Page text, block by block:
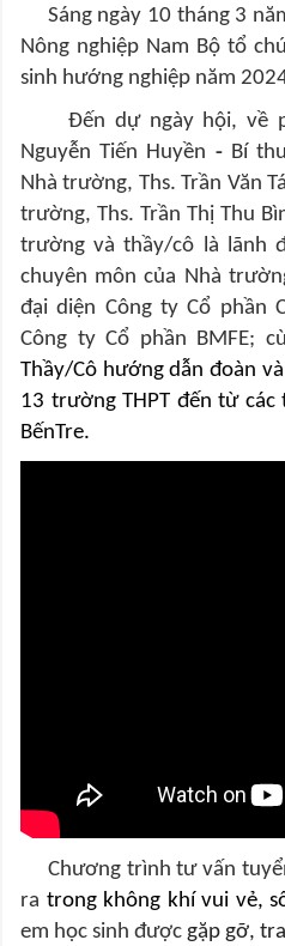
Sáng ngày 10 tháng 3
Nông nghiệp Nam Bộ tổ
sinh hướng nghiệp năm
Đến dự ngày hội, về
Nguyễn Tiến Huyền - Bí
Nhà trường, Ths. Trần Văn
trường, Ths. Trần Thị Thu
trường và thầy/cô là lãnh
chuyên môn của Nhà
đại diện Công ty Cổ phần
Công ty Cổ phần BMFE;
Thầy/Cô hướng dẫn đoàn
13 trường THPT đến từ các
BếnTre.
Chương trình tư vấn
ra trong không khí vui vẻ,
em học sinh được gặp gỡ,